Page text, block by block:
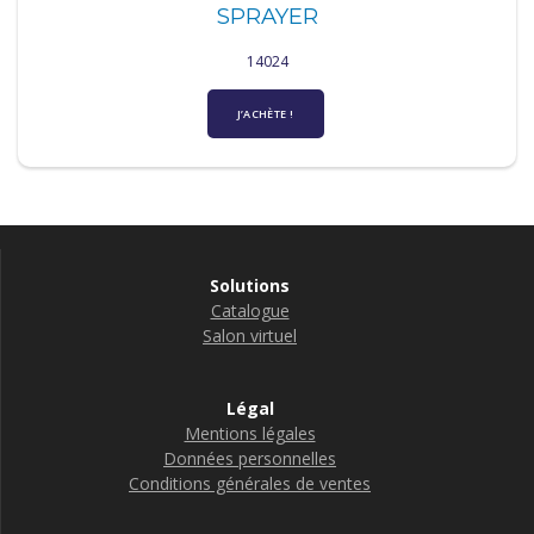
SPRAYER
14024
J’ACHÈTE !
Solutions
Catalogue
Salon virtuel
Légal
Mentions légales
Données personnelles
Conditions générales de ventes